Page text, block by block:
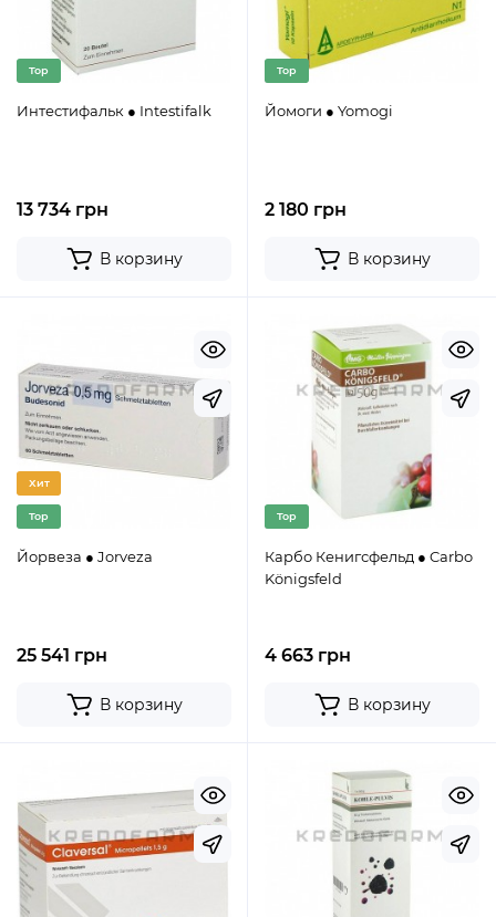
Top
Интестифальк ● Intestifalk
13 734 грн
В корзину
Top
Йомоги ● Yomogi
2 180 грн
В корзину
Хит
Top
Йорвеза ● Jorveza
25 541 грн
В корзину
Top
Карбо Кенигсфельд ● Carbo
Königsfeld
4 663 грн
В корзину